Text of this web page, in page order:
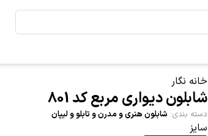
خانه نگار
شابلون دیواری مربع کد 801
دسته بندی: شابلون هنری و مدرن و تابلو و لیپان
سایز